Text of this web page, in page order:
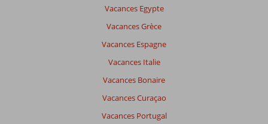
Vacances Egypte
Vacances Grèce
Vacances Espagne
Vacances Italie
Vacances Bonaire
Vacances Curaçao
Vacances Portugal